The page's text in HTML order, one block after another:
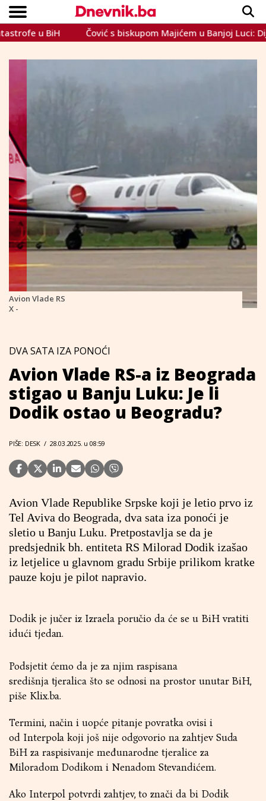
VIJESTI
SPORT
INTERVIEW
TEME
CRNA KRONIKA
LIFESTYLE
Copyright © Dnevnik.ba 2023.
u BiH Čović s biskupom Majićem u Banjoj Luci:
Avion Vlade RS
X -
DVA SATA IZA PONOĆI
Avion Vlade RS-a iz Beograda
stigao u Banju Luku: Je li
Dodik ostao u Beogradu?
PIŠE: DESK / 28.03.2025. u 08:59
Avion Vlade Republike Srpske koji je letio prvo iz
Tel Aviva do Beograda, dva sata iza ponoći je
sletio u Banju Luku. Pretpostavlja se da je
predsjednik bh. entiteta RS Milorad Dodik izašao
iz letjelice u glavnom gradu Srbije prilikom kratke
pauze koju je pilot napravio.
Dodik je jučer iz Izraela poručio da će se u BiH vratiti
idući tjedan.
Podsjetit ćemo da je za njim raspisana
središnja tjeralica što se odnosi na prostor unutar BiH,
piše Klix.ba.
Termini, način i uopće pitanje povratka ovisi i
od Interpola koji još nije odgovorio na zahtjev Suda
BiH za raspisivanje međunarodne tjeralice za
Miloradom Dodikom i Nenadom Stevandićem.
Ako Interpol potvrdi zahtjev, to znači da bi Dodik